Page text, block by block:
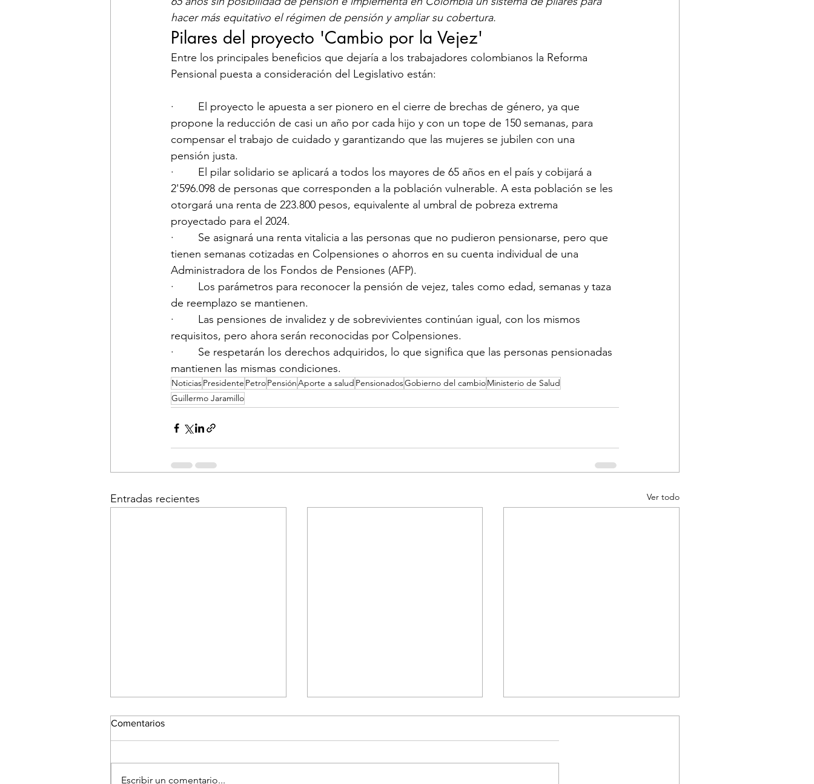
hacer más equitativo el régimen de pensión y ampliar su cobertura.​
Pilares ​del proyecto 'Cambio por la Vejez'
Entre los principales beneficios que dejaría a los trabajadores colombianos la Reforma
Pensional puesta a consideración del Legislativo están:
·        El proyecto le apuesta a ser pionero en el cierre de brechas de género, ya que
propone la reducción de casi un año por cada hijo y con un tope de 150 semanas, para
compensar el trabajo de cuidado y garantizando que las mujeres se jubilen con una
pensión justa.
·        El pilar solidario se aplicará a todos los mayores de 65 años en el país y cobijará a
2'596.098 de personas que corresponden a la población vulnerable. A esta población se les
otorgará una renta de 223.800 pesos, equivalente al umbral de pobreza extrema
proyectado para el 2024.
·        Se asignará una renta vitalicia a las personas que no pudieron pensionarse, pero que
tienen semanas cotizadas en Colpensiones o ahorros en su cuenta individual de una
Administradora de los Fondos de Pensiones (AFP).
·        Los parámetros para reconocer la pensión de vejez, tales como edad, semanas y taza
de reemplazo se mantienen.
·        Las pensiones de invalidez y de sobrevivientes continúan igual, con los mismos
requisitos, pero ahora serán reconocidas por Colpensiones.
·        Se respetarán los derechos adquiridos, lo que significa que las personas pensionadas
mantienen las mismas condiciones.
NoticiasPresidente PetroPensiónAporte a salud PensionadosGobierno del cambioMinisterio de Salud
Guillermo Jaramillo
Entradas recientes Ver todo
Comentarios
Escribir un comentario...